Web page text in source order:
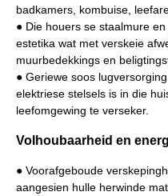
badkamers, kombuise,
● Die houers se staalmure
estetika wat met verskeie
muurbedekkings en
● Geriewe soos
elektriese stelsels is in die
leefomgewing te verseker.
Volhoubaarheid en
● Voorafgeboude
aangesien hulle herwinde